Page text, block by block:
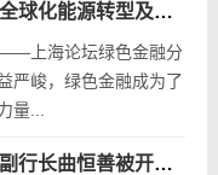
上海论坛绿色金融分论坛聚焦新型全球化能源转型及绿色投融资
上海论坛绿色金融分
严峻，绿色金融成为了
量...
中国银行大连市分行原党委委员、副行长曲恒善被开除党籍